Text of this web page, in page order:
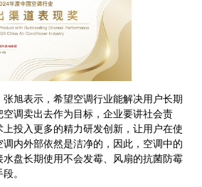
旭表示，希望空调行业能解决用户长期
调卖出去作为目标，企业要讲社会责
投入更多的精力研发创新，让用户在使
内外部依然是洁净的，因此，空调中的
盘长期使用不会发霉、风扇的抗菌防霉
。